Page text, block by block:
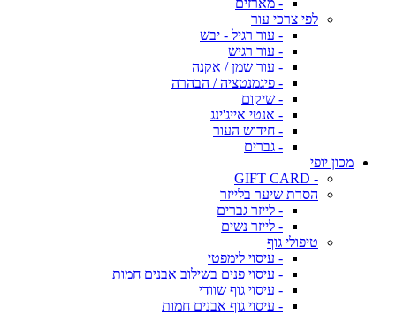
- מארזים
לפי צרכי עור
- עור רגיל - יבש
- עור רגיש
- עור שמן / אקנה
- פיגמנטציה / הבהרה
- שיקום
- אנטי אייג'ינג
- חידוש העור
- גברים
מכון יופי
- GIFT CARD
הסרת שיער בלייזר
- לייזר גברים
- לייזר נשים
טיפולי גוף
- עיסוי לימפטי
- עיסוי פנים בשילוב אבנים חמות
- עיסוי גוף שוודי
- עיסוי גוף אבנים חמות